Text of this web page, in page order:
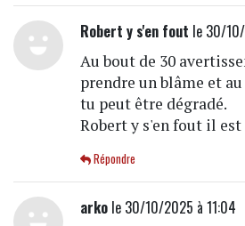
Robert y s'en fout le 30/
Au bout de 30
prendre un blâme et
tu peut être dégradé.
Robert y s'en fout il est
Répondre
arkole 30/10/2025 à 11:04